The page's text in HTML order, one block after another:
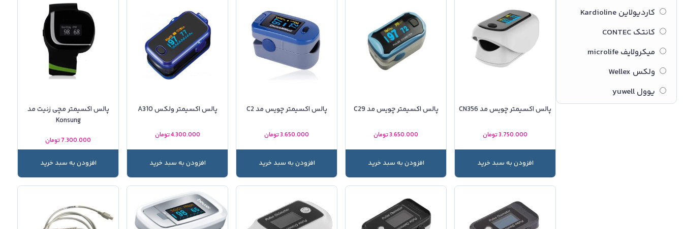
کاردیولاین Kardioline
کانتک CONTEC
میکرولایف microlife
ولکس Wellex
یوول yuwell
پالس اکسیمتر چویس مد CN356
3.750.000تومان
افزودن به سبد خرید
پالس اکسیمتر چویس مد C29
3.650.000تومان
افزودن به سبد خرید
پالس اکسیمتر چویس مد C2
3.650.000تومان
افزودن به سبد خرید
پالس اکسیمتر ولکس A310
4.300.000تومان
افزودن به سبد خرید
پالس اکسیمتر مچی زنیت مد
Konsung
7.300.000تومان
افزودن به سبد خرید